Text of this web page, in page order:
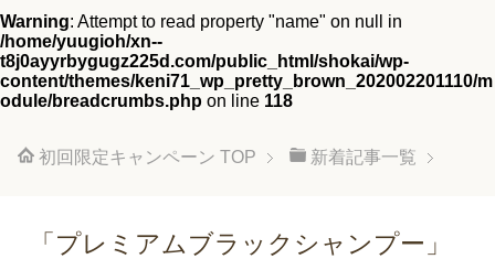
Warning: Attempt to read property "name" on null in
/home/yuugioh/xn--
t8j0ayyrbygugz225d.com/public_html/shokai/wp-
content/themes/keni71_wp_pretty_brown_202002201110/m
odule/breadcrumbs.php on line 118
初回限定キャンペーン TOP 新着記事一覧
「プレミアムブラックシャンプー」